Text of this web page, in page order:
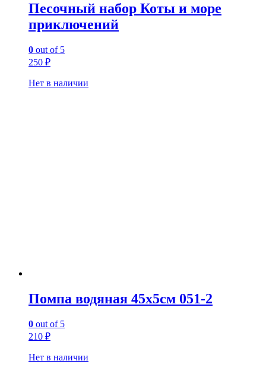
Песочный набор Коты и море
приключений
0 out of 5
250 ₽
Нет в наличии
Помпа водяная 45х5см 051-2
0 out of 5
210 ₽
Нет в наличии